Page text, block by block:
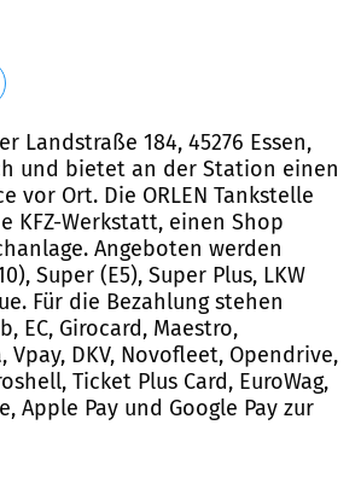
Landstraße 184, 45276 Essen,
und bietet an der Station einen
vor Ort. Die ORLEN Tankstelle
KFZ-Werkstatt, einen Shop
Angeboten werden
Super (E5), Super Plus, LKW
Für die Bezahlung stehen
EC, Girocard, Maestro,
Vpay, DKV, Novofleet, Opendrive,
Ticket Plus Card, EuroWag,
Apple Pay und Google Pay zur